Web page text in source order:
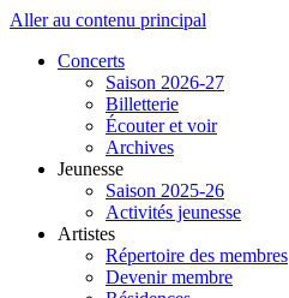
Aller au contenu principal
Concerts
Saison 2026-27
Billetterie
Écouter et voir
Archives
Jeunesse
Saison 2025-26
Activités jeunesse
Artistes
Répertoire des membres
Devenir membre